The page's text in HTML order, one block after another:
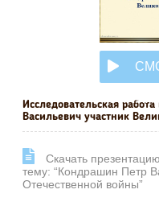
ОНЛАЙН
Исследовательская
Васильевич участник
Cкачать
тему: “Кондрашин Петр
Отечественной войны”